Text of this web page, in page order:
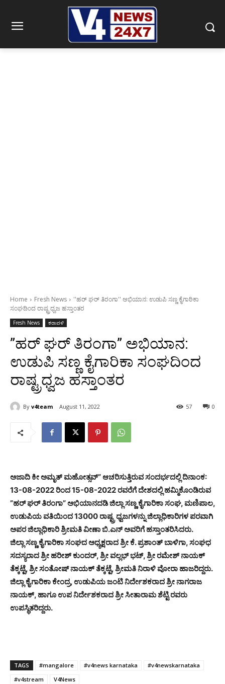
Home Fresh News
''ಹರ್ ಘರ್ ತಿರಂಗಾ'' ಅಭಿಯಾನ: ಉಡುಪಿ ಸಣ್ಣ ಕೈಗಾರಿಕಾ
ಸಂಘದಿಂದ ರಾಷ್ಟ್ರಧ್ವಜ ಹಸ್ತಾಂತರ
Fresh News ಕರಾವಳಿ
”ಹರ್ ಘರ್ ತಿರಂಗಾ” ಅಭಿಯಾನ:
ಉಡುಪಿ ಸಣ್ಣ ಕೈಗಾರಿಕಾ ಸಂಘದಿಂದ
ರಾಷ್ಟ್ರಧ್ವಜ ಹಸ್ತಾಂತರ
By v4team August 11, 2022 0
57
ಅಜಾದಿ ಕೀ ಅಮೃತ್ ಮಹೋತ್ಸವ್” ಆಚರಿಸುತ್ತಿರುವ ಸಂದರ್ಭದಲ್ಲಿ ದಿನಾಂಕ:
13-08-2022 ರಿಂದ 15-08-2022 ರವರೆಗೆ ದೇಶದಲ್ಲಿ ಹಮ್ಮಿಕೊಂಡಿರುವ
”ಹರ್ ಘರ್ ತಿರಂಗಾ” ಅಭಿಯಾನದಡಿ ಜಿಲ್ಲಾ ಸಣ್ಣ ಕೈಗಾರಿಕಾ ಸಂಘ, ಮಣಿಪಾಲ,
ಉಡುಪಿಯ ವತಿಯಿಂದ 13000 ರಾಷ್ಟ್ರ ಧ್ವಜಗಳನ್ನು ಜಿಲ್ಲಾಧಿಕಾರಿಗಳ ಪರವಾಗಿ
ಅಪರ ಜಿಲ್ಲಾಧಿಕಾರಿ ಶ್ರೀಮತಿ ವೀಣಾ ಬಿ.ಎನ್ ಅವರಿಗೆ ಹಸ್ತಾಂತರಿಸಿದರು.
ಜಿಲ್ಲಾ ಸಣ್ಣ ಕೈಗಾರಿಕಾ ಸಂಘದ ಅಧ್ಯಕ್ಷರಾದ ಶ್ರೀ ಕೆ. ಪ್ರಶಾಂತ್ ಬಾಳಿಗಾ, ಸಂಘಧ
ಸದಸ್ಯರಾದ ಶ್ರೀ ಹರೀಶ್ ಕುಂದರ್, ಶ್ರೀ ವಲ್ಲಭ್ ಭಟ್, ಶ್ರೀ ರಮೇಶ್ ನಾಯಕ್
ತೆಕ್ಕಟ್ಟೆ, ಶ್ರೀ ಸಂತೋಷ್ ನಾಯಕ್ ತೆಕ್ಕಟ್ಟೆ, ಶ್ರೀಮತಿ ನಿರಾಳಿ ವೋರಾ ಹಾಜರಿದ್ದರು.
ಜಿಲ್ಲಾ ಕೈಗಾರಿಕಾ ಕೇಂದ್ರ, ಉಡುಪಿಯ ಜಂಟಿ ನಿರ್ದೇಶಕರಾದ ಶ್ರೀ ನಾಗರಾಜ
ನಾಯಕ್, ಹಾಗೂ ಉಪ ನಿರ್ದೇಶಕರಾದ ಶ್ರೀ ಸೀತಾರಾಮ ಶೆಟ್ಟಿ ರವರು
ಉಪಸ್ಥಿತರಿದ್ದರು.
TAGS #mangalore #v4news karnataka
#v4newskarnataka
#v4stream
V4News